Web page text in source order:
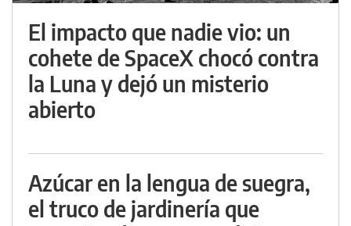
El impacto que nadie vio: un
cohete de SpaceX chocó contra
la Luna y dejó un misterio
abierto
Azúcar en la lengua de suegra,
el truco de jardinería que